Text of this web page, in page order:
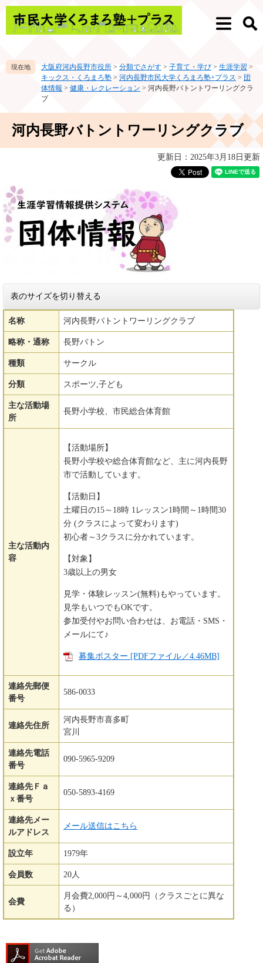
ペ
メ
メ
検
大阪府河内長野市役所 > 分類でさがす > 子育て・学び > 生涯学習 >
キックス・くろまろ塾 > 河内長野市民大学くろまろ塾+プラス > 団
体情報 > 健康・レクレーション > 河内長野バトントワーリングクラ
ブ
河内長野バトントワーリングクラブ
更新日：2025年3月18日更新
表のサイズを切り替える
名称 河内長野バトントワーリングクラブ
略称・通称 長野バトン
種類 サークル
分類 スポーツ,子ども
主な活動場
所
長野小学校、市民総合体育館
主な活動内
容
【活動場所】
長野小学校や総合体育館など、主に河内長野
市で活動しています。
【活動日】
土曜日の15～18時 1レッスン1時間～1時間30
分 (クラスによって変わります)
初心者～3クラスに分かれています。
【対象】
3歳以上の男女
見学・体験レッスン(無料)もやっています。
見学もいつでもOKです。
参加受付やお問い合わせは、お電話・SMS・
メールにて♪
募集ポスター [PDFファイル／4.46MB]
連絡先郵便
番号
586-0033
連絡先住所
河内長野市喜多町
宮川
連絡先電話
番号
090-5965-9209
連絡先Ｆａ
ｘ番号
050-5893-4169
連絡先メー
ルアドレス
メール送信はこちら
設立年 1979年
会員数 20人
会費
月会費2,000円～4,000円（クラスごとに異な
る）